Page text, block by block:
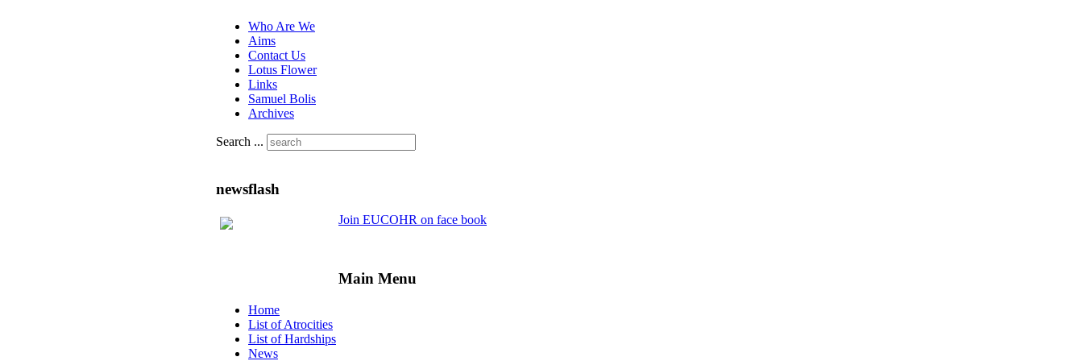
Who Are We
Aims
Contact Us
Lotus Flower
Links
Samuel Bolis
Archives
Search ...
newsflash
Join EUCOHR on face book
Main Menu
Home
List of Atrocities
List of Hardships
News